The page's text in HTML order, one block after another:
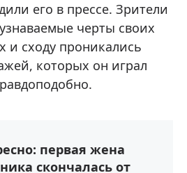
его в прессе. Зрители
черты своих
и сходу проникались
которых он играл
первая жена
скончалась от